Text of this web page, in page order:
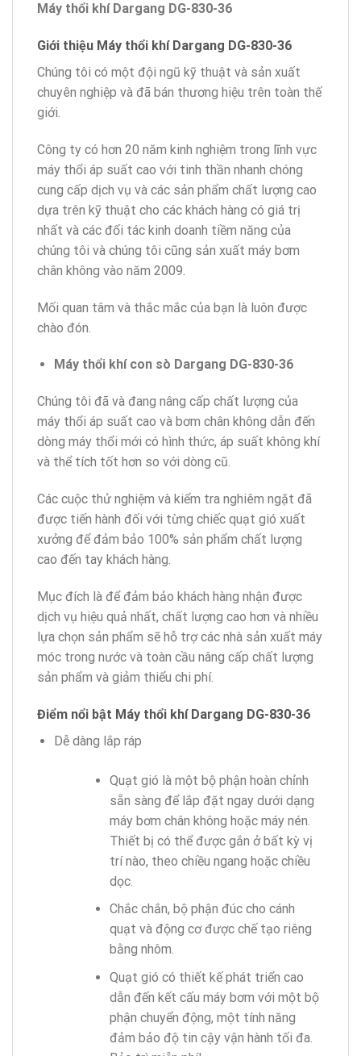
Máy thổi khí Dargang DG-830-36
Giới thiệu Máy thổi khí Dargang DG-830-36
Chúng tôi có một đội ngũ kỹ thuật và sản xuất
chuyên nghiệp và đã bán thương hiệu trên toàn thế
giới.
Công ty có hơn 20 năm kinh nghiệm trong lĩnh vực
máy thổi áp suất cao với tinh thần nhanh chóng
cung cấp dịch vụ và các sản phẩm chất lượng cao
dựa trên kỹ thuật cho các khách hàng có giá trị
nhất và các đối tác kinh doanh tiềm năng của
chúng tôi và chúng tôi cũng sản xuất máy bơm
chân không vào năm 2009.
Mối quan tâm và thắc mắc của bạn là luôn được
chào đón.
Máy thổi khí con sò Dargang DG-830-36
Chúng tôi đã và đang nâng cấp chất lượng của
máy thổi áp suất cao và bơm chân không dẫn đến
dòng máy thổi mới có hình thức, áp suất không khí
và thể tích tốt hơn so với dòng cũ.
Các cuộc thử nghiệm và kiểm tra nghiêm ngặt đã
được tiến hành đối với từng chiếc quạt gió xuất
xưởng để đảm bảo 100% sản phẩm chất lượng
cao đến tay khách hàng.
Mục đích là để đảm bảo khách hàng nhận được
dịch vụ hiệu quả nhất, chất lượng cao hơn và nhiều
lựa chọn sản phẩm sẽ hỗ trợ các nhà sản xuất máy
móc trong nước và toàn cầu nâng cấp chất lượng
sản phẩm và giảm thiểu chi phí.
Điểm nổi bật Máy thổi khí Dargang DG-830-36
Dễ dàng lắp ráp
Quạt gió là một bộ phận hoàn chỉnh
sẵn sàng để lắp đặt ngay dưới dạng
máy bơm chân không hoặc máy nén.
Thiết bị có thể được gắn ở bất kỳ vị
trí nào, theo chiều ngang hoặc chiều
dọc.
Chắc chắn, bộ phận đúc cho cánh
quạt và động cơ được chế tạo riêng
bằng nhôm.
Quạt gió có thiết kế phát triển cao
dẫn đến kết cấu máy bơm với một bộ
phận chuyển động, một tính năng
đảm bảo độ tin cậy vận hành tối đa.